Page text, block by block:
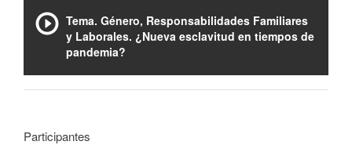
Tema. Género, Responsabilidades Familiares
y Laborales. ¿Nueva esclavitud en tiempos de
pandemia?
Participantes